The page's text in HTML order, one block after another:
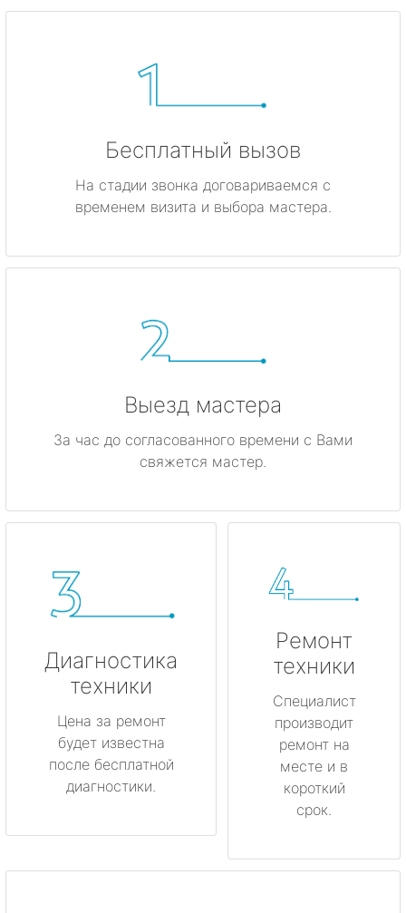
Бесплатный вызов
На стадии звонка договариваемся с
временем визита и выбора мастера.
Выезд мастера
За час до согласованного времени с Вами
свяжется мастер.
Диагностика
техники
Цена за ремонт
будет известна
после бесплатной
диагностики.
Ремонт
техники
Специалист
производит
ремонт на
месте и в
короткий
срок.